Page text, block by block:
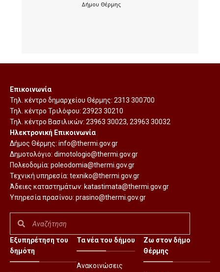
Δήμου Θέρμης
Επικοινωνία
Τηλ. κέντρο δημαρχείου Θέρμης: 2313 300700
Τηλ. κέντρο Τριλόφου: 23923 30210
Τηλ. κέντρο Βασιλικών: 23963 30023, 23963 30032
Ηλεκτρονική Επικοινωνία
Δήμος Θέρμης: info@thermi.gov.gr
Δημοτολόγιο: dimotologio@thermi.gov.gr
Πολεοδομία: poleodomia@thermi.gov.gr
Τεχνική υπηρεσία: texniko@thermi.gov.gr
Άδειες καταστημάτων: katastimata@thermi.gov.gr
Υπηρεσία πρασίνου: prasino@thermi.gov.gr
Εξυπηρέτηση του
δημότη
Τα νέα του δήμου
Ανακοινώσεις
Ζω στον δήμο
Θέρμης